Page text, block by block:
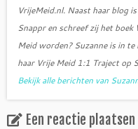
VrijeMeid.nl. Naast haar blog
Snappr en schreef zij het boek
Meid worden? Suzanne is in
haar Vrije Meid 1:1 Traject op
Bekijk alle berichten van
Een reactie plaatsen